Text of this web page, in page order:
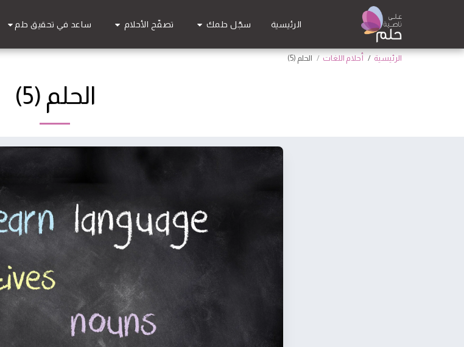
الرئيسية سجّل حلمك تصفّح الأحلام ساعد في تحقيق حلم
الرئيسية أحلام اللغات الحلم (5)
الحلم (5)